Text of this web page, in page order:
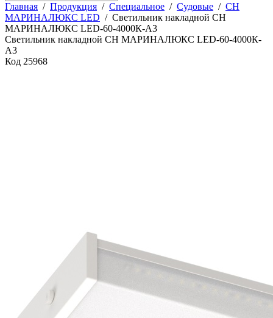
Главная / Продукция / Специальное / Судовые / СН
МАРИНАЛЮКС LED / Светильник накладной СН
МАРИНАЛЮКС LED-60-4000К-А3
Светильник накладной СН МАРИНАЛЮКС LED-60-4000К-
А3
Код 25968